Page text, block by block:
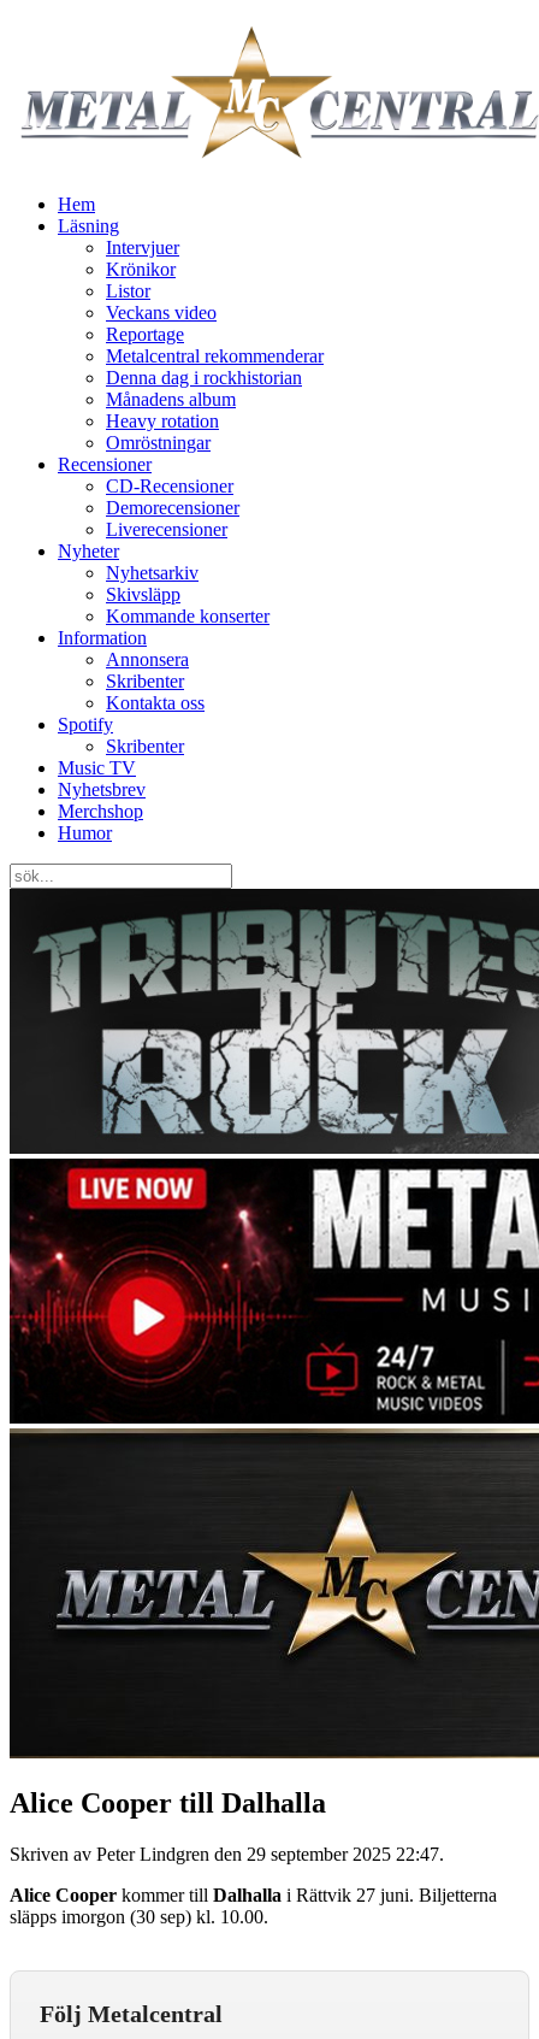
Hem
Läsning
Intervjuer
Krönikor
Listor
Veckans video
Reportage
Metalcentral rekommenderar
Denna dag i rockhistorian
Månadens album
Heavy rotation
Omröstningar
Recensioner
CD-Recensioner
Demorecensioner
Liverecensioner
Nyheter
Nyhetsarkiv
Skivsläpp
Kommande konserter
Information
Annonsera
Skribenter
Kontakta oss
Spotify
Skribenter
Music TV
Nyhetsbrev
Merchshop
Humor
Alice Cooper till Dalhalla
Skriven av Peter Lindgren den 29 september 2025 22:47.
Alice Cooper kommer till Dalhalla i Rättvik 27 juni. Biljetterna
släpps imorgon (30 sep) kl. 10.00.
Följ Metalcentral